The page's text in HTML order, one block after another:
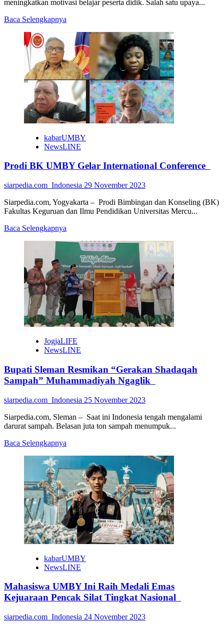
meningkatkan motivasi belajar peserta didik. Salah satu upaya...
Baca Selengkapnya
about
Dosen
FEB
UNY
Ajak
Guru
Untuk
Kembangkan
Media
Pembelajaran
AI
kabarUMBY
NewsLINE
Prodi BK UMBY Gelar International Conference
siarpedia.com_Indonesia 29 November 2023
Siarpedia.com, Yogyakarta – Prodi Bimbingan dan Konseling (BK)
Fakultas Keguruan dan Ilmu Pendidikan Universitas Mercu...
Baca Selengkapnya
about
Prodi
BK
UMBY
Gelar
International
Conference
JogjaLIFE
NewsLINE
Bupati Sleman Resmikan “Gerakan Shadaqah
Sampah” Muhammadiyah Ngaglik
siarpedia.com_Indonesia 25 November 2023
Siarpedia.com, Sleman – Saat ini Indonesia tengah mengalami
darurat sampah. Belasan juta ton sampah menumpuk...
Baca Selengkapnya
Bupati
Sleman
Resmikan
“Gerakan
Shadaqah
Sampah”
Muhammadiyah
Ngaglik
kabarUMBY
NewsLINE
Mahasiswa UMBY Ini Raih Medali Emas
Kejuaraan Pencak Silat Tingkat Nasional
siarpedia.com_Indonesia 24 November 2023